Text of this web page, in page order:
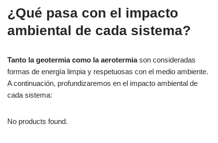
¿Qué pasa con el impacto
ambiental de cada sistema?
Tanto la geotermia como la aerotermiason consideradas
formas de energía limpia y respetuosas con el medio ambiente.
A continuación, profundizaremos en el impacto ambiental de
cada sistema:
No products found.